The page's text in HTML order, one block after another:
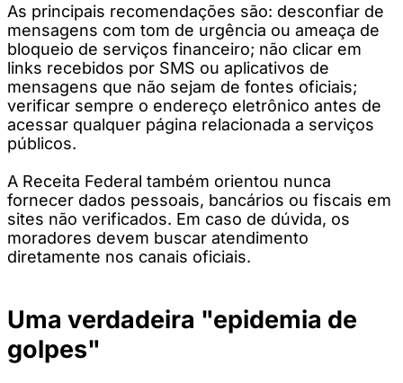
As principais recomendações são: desconfiar de
mensagens com tom de urgência ou ameaça de
bloqueio de serviços financeiro; não clicar em
links recebidos por SMS ou aplicativos de
mensagens que não sejam de fontes oficiais;
verificar sempre o endereço eletrônico antes de
acessar qualquer página relacionada a serviços
públicos.
A Receita Federal também orientou nunca
fornecer dados pessoais, bancários ou fiscais em
sites não verificados. Em caso de dúvida, os
moradores devem buscar atendimento
diretamente nos canais oficiais.
Uma verdadeira "epidemia de
golpes"